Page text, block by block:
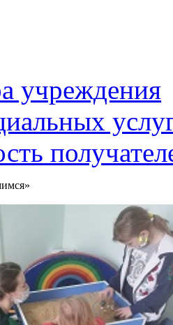
учреждения